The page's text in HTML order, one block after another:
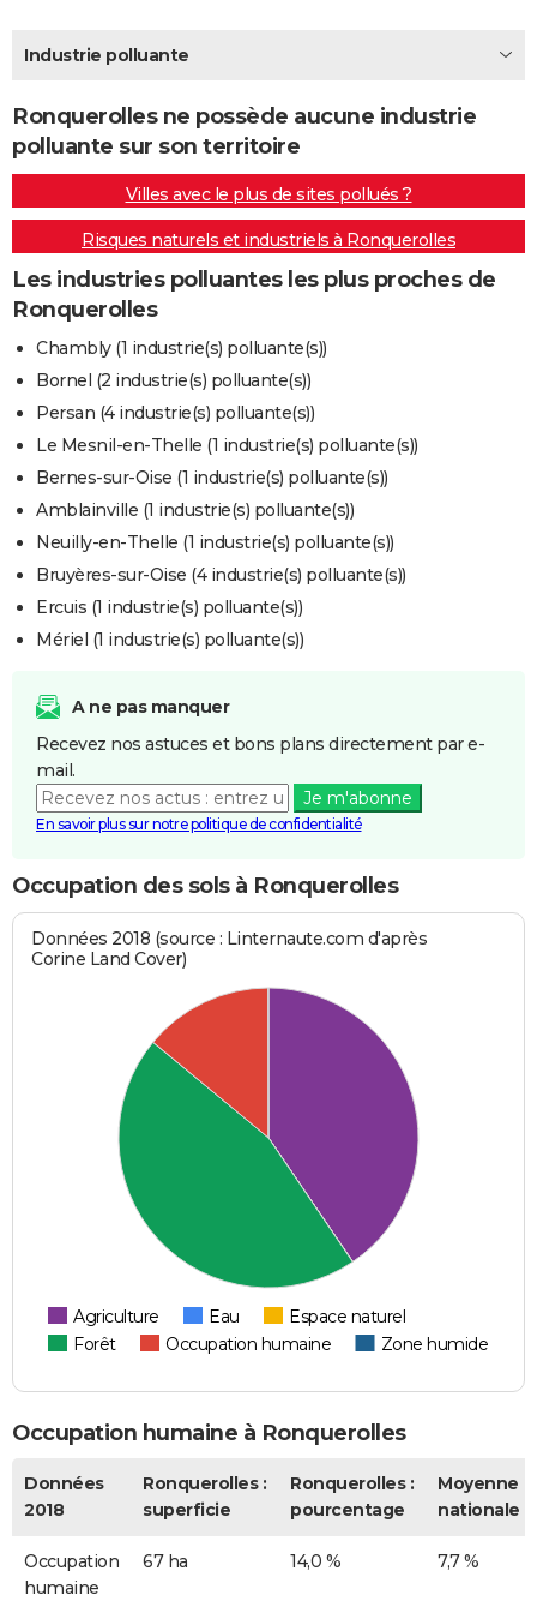
BONS PLANS
CARTE DE VOEUX
Carte de Noël
Carte Bonne année
Carte Saint-Valentin
Carte Pâques
Carte d'anniversaire
DICTIONNAIRE
Dictionnaire
Biographies
Citations
Expressions
Proverbes
PROGRAMME TV
COPAINS D'AVANT
Se connecter
Entreprises
Service militaire
Avis de recherche
AVIS DE DÉCÈS
FORUM
Industrie polluante
Ronquerolles ne possède aucune industrie
polluante sur son territoire
Villes avec le plus de sites pollués ?
Risques naturels et industriels à Ronquerolles
Les industries polluantes les plus proches de
Ronquerolles
Chambly (1 industrie(s) polluante(s))
Bornel (2 industrie(s) polluante(s))
Persan (4 industrie(s) polluante(s))
Le Mesnil-en-Thelle (1 industrie(s) polluante(s))
Bernes-sur-Oise (1 industrie(s) polluante(s))
Amblainville (1 industrie(s) polluante(s))
Neuilly-en-Thelle (1 industrie(s) polluante(s))
Bruyères-sur-Oise (4 industrie(s) polluante(s))
Ercuis (1 industrie(s) polluante(s))
Mériel (1 industrie(s) polluante(s))
A ne pas manquer
Recevez nos astuces et bons plans directement par e-
mail.
Je m'abonne
En savoir plus sur notre politique de confidentialité
Occupation des sols à Ronquerolles
Données 2018 (source : Linternaute.com d'après
Corine Land Cover)
Agriculture Eau
Espace naturel
Forêt
Occupation humaine Zone humide
Occupation humaine à Ronquerolles
Données
2018
Ronquerolles :
superficie
Ronquerolles :
pourcentage
Moyenne
nationale
Occupation
humaine
67 ha 14,0 % 7,7 %